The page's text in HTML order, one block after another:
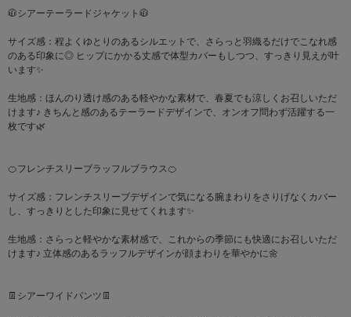
🧥シアーテーラードジャケット🧥
サイズ感：程よくゆとりのあるシルエットで、さらっと羽織るだけでこなれ感
のある印象に◎ ヒップにかかる丈感で体型カバーもしつつ、すっきり見えが叶
います✨
生地感：ほんのり透け感のある軽やかな素材で、春夏でも涼しくお召しいただ
けます♪ きちんと感のあるテーラードデザインで、オンオフ問わず活躍する一
枚です🌿
🍊フレンチスリーブラッフルブラウス🍊
サイズ感：フレンチスリーブデザインで気になる腕まわりをさりげなくカバー
し、すっきりとした印象に見せてくれます✨
生地感：さらっと軽やかな素材感で、これからの季節にも快適にお召しいただ
けます♪ 立体感のあるラッフルデザインが顔まわりを華やかに🌼
👖シアーワイドパンツ👖